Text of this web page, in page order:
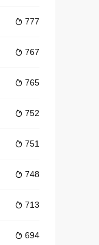
 777
 767
 765
 752
 751
 748
 713
 694